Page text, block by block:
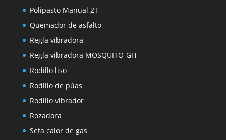
Polipasto Manual 2T
Quemador de asfalto
Regla vibradora
Regla vibradora MOSQUITO-GH
Rodillo liso
Rodillo de púas
Rodillo vibrador
Rozadora
Seta calor de gas